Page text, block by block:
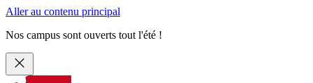
Aller au contenu principal
Nos campus sont ouverts tout l'été !